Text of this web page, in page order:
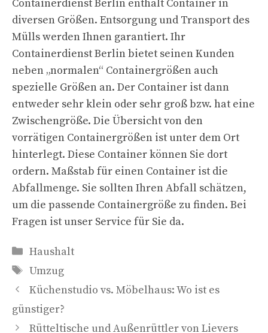
Containerdienst Berlin enthält Container in
diversen Größen. Entsorgung und Transport des
Mülls werden Ihnen garantiert. Ihr
Containerdienst Berlin bietet seinen Kunden
neben „normalen“ Containergrößen auch
spezielle Größen an. Der Container ist dann
entweder sehr klein oder sehr groß bzw. hat eine
Zwischengröße. Die Übersicht von den
vorrätigen Containergrößen ist unter dem Ort
hinterlegt. Diese Container können Sie dort
ordern. Maßstab für einen Container ist die
Abfallmenge. Sie sollten Ihren Abfall schätzen,
um die passende Containergröße zu finden. Bei
Fragen ist unser Service für Sie da.
Kategorien
Haushalt
Schlagwörter
Umzug
Küchenstudio vs. Möbelhaus: Wo ist es
günstiger?
Rütteltische und Außenrüttler von Lievers